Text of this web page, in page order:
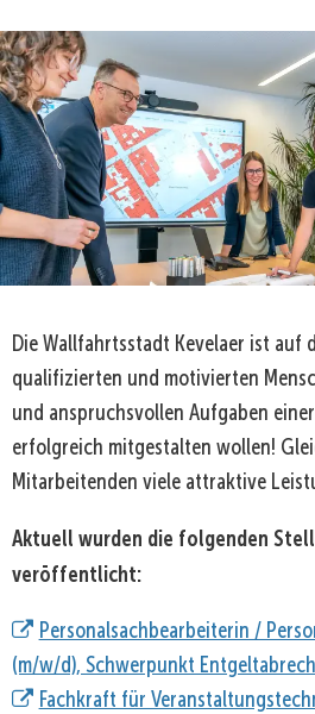
Die Wallfahrtsstadt Kevelaer ist auf
qualifizierten und motivierten
und anspruchsvollen Aufgaben
erfolgreich mitgestalten wollen!
Mitarbeitenden viele attraktive
Aktuell wurden die folgenden
veröffentlicht:
Personalsachbearbeiterin /
(m/w/d), Schwerpunkt
Fachkraft für